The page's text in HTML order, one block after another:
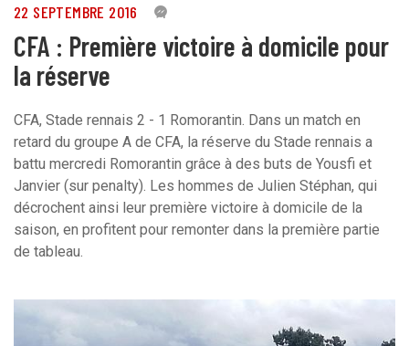
22 SEPTEMBRE 2016 4
CFA : Première victoire à domicile pour
la réserve
CFA, Stade rennais 2 - 1 Romorantin. Dans un match en
retard du groupe A de CFA, la réserve du Stade rennais a
battu mercredi Romorantin grâce à des buts de Yousfi et
Janvier (sur penalty). Les hommes de Julien Stéphan, qui
décrochent ainsi leur première victoire à domicile de la
saison, en profitent pour remonter dans la première partie
de tableau.